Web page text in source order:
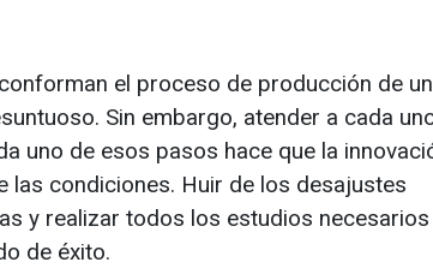
el proceso de producción de un
Sin embargo, atender a cada
uno de esos pasos hace que la
las condiciones. Huir de los desajustes
y realizar todos los estudios
de éxito.